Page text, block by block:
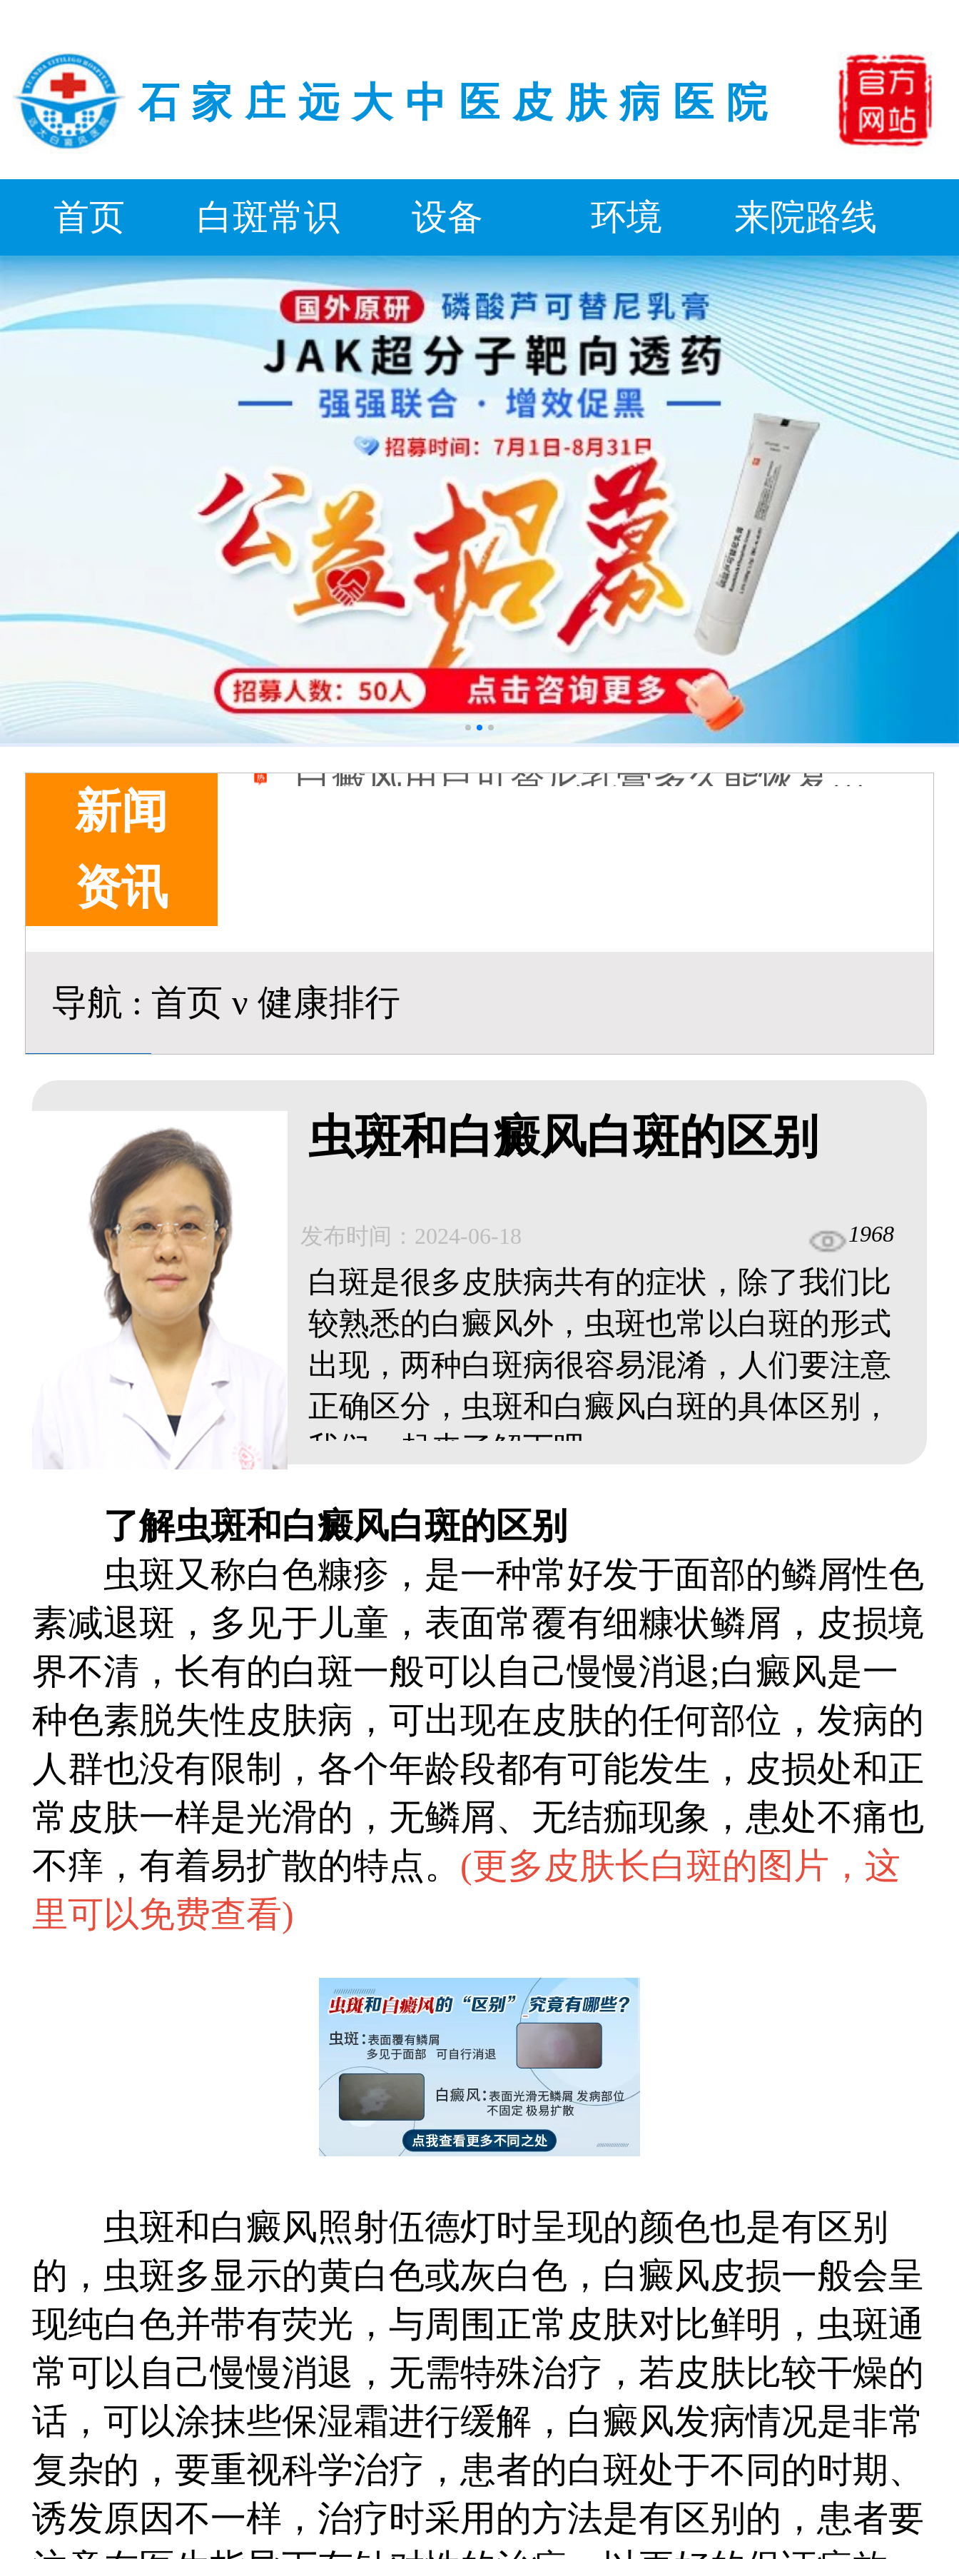
石家庄远大中医皮肤病医院
首页 白斑常识 设备 环境 来院路线
新闻
资讯
导航 : 首页 ν 健康排行
虫斑和白癜风白斑的区别
发布时间：2024-06-18 1968
白斑是很多皮肤病共有的症状，除了我们比
较熟悉的白癜风外，虫斑也常以白斑的形式
出现，两种白斑病很容易混淆，人们要注意
正确区分，虫斑和白癜风白斑的具体区别，
我们一起来了解下吧。...
了解虫斑和白癜风白斑的区别
虫斑又称白色糠疹，是一种常好发于面部的鳞屑性色
素减退斑，多见于儿童，表面常覆有细糠状鳞屑，皮损境
界不清，长有的白斑一般可以自己慢慢消退;白癜风是一
种色素脱失性皮肤病，可出现在皮肤的任何部位，发病的
人群也没有限制，各个年龄段都有可能发生，皮损处和正
常皮肤一样是光滑的，无鳞屑、无结痂现象，患处不痛也
不痒，有着易扩散的特点。 (更多皮肤长白斑的图片，这
里可以免费查看)
虫斑和白癜风照射伍德灯时呈现的颜色也是有区别
的，虫斑多显示的黄白色或灰白色，白癜风皮损一般会呈
现纯白色并带有荧光，与周围正常皮肤对比鲜明，虫斑通
常可以自己慢慢消退，无需特殊治疗，若皮肤比较干燥的
话，可以涂抹些保湿霜进行缓解，白癜风发病情况是非常
复杂的，要重视科学治疗，患者的白斑处于不同的时期、
诱发原因不一样，治疗时采用的方法是有区别的，患者要